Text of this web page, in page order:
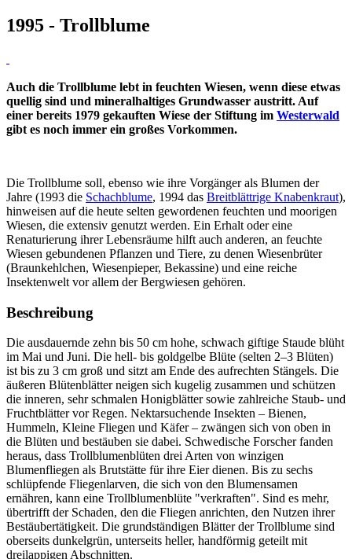
1995 - Trollblume
Auch die Trollblume lebt in feuchten Wiesen, wenn diese etwas
quellig sind und mineralhaltiges Grundwasser austritt. Auf
einer bereits 1979 gekauften Wiese der Stiftung im Westerwald
gibt es noch immer ein großes Vorkommen.
Die Trollblume soll, ebenso wie ihre Vorgänger als Blumen der
Jahre (1993 die Schachblume, 1994 das Breitblättrige Knabenkraut),
hinweisen auf die heute selten gewordenen feuchten und moorigen
Wiesen, die extensiv genutzt werden. Ein Erhalt oder eine
Renaturierung ihrer Lebensräume hilft auch anderen, an feuchte
Wiesen gebundenen Pflanzen und Tiere, zu denen Wiesenbrüter
(Braunkehlchen, Wiesenpieper, Bekassine) und eine reiche
Insektenwelt vor allem der Bergwiesen gehören.
Beschreibung
Die ausdauernde zehn bis 50 cm hohe, schwach giftige Staude blüht
im Mai und Juni. Die hell- bis goldgelbe Blüte (selten 2–3 Blüten)
ist bis zu 3 cm groß und sitzt am Ende des aufrechten Stängels. Die
äußeren Blütenblätter neigen sich kugelig zusammen und schützen
die inneren, sehr schmalen Honigblätter sowie zahlreiche Staub- und
Fruchtblätter vor Regen. Nektarsuchende Insekten – Bienen,
Hummeln, Kleine Fliegen und Käfer – zwängen sich von oben in
die Blüten und bestäuben sie dabei. Schwedische Forscher fanden
heraus, dass Trollblumenblüten drei Arten von winzigen
Blumenfliegen als Brutstätte für ihre Eier dienen. Bis zu sechs
schlüpfende Fliegenlarven, die sich von den Blumensamen
ernähren, kann eine Trollblumenblüte "verkraften". Sind es mehr,
übertrifft der Schaden, den die Fliegen anrichten, den Nutzen ihrer
Bestäubertätigkeit. Die grundständigen Blätter der Trollblume sind
oberseits dunkelgrün, unterseits heller, handförmig geteilt mit
dreilappigen Abschnitten.